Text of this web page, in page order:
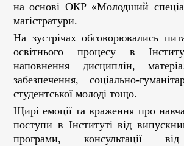
на основі ОКР «Молодший
магістратури.
На зустрічах обговорювались
освітнього процесу в
наповнення дисциплін,
забезпечення, соціально-
студентської молоді тощо.
Щирі емоції та враження про
поступи в Інституті від
програми, консультації